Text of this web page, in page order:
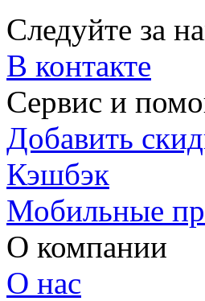
Следуйте за
В контакте
Сервис и
Добавить
Кэшбэк
Мобильные
О компании
О нас